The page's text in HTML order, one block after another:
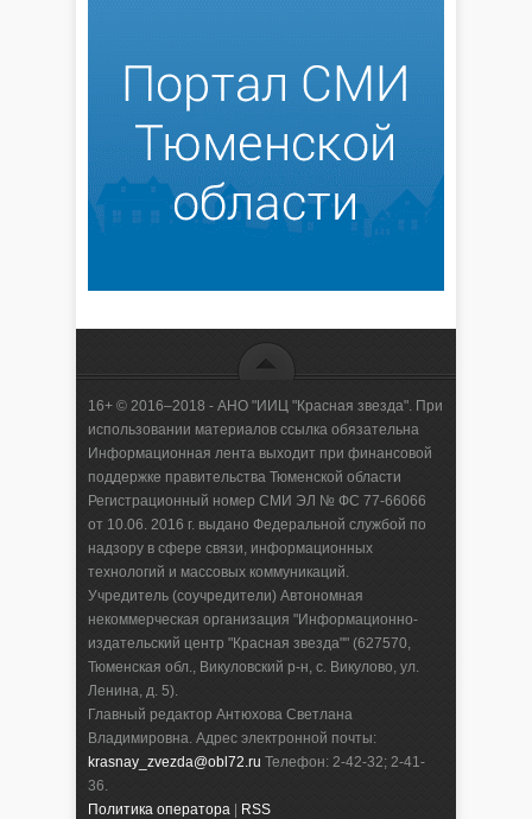
16+ © 2016–2018 - АНО "ИИЦ "Красная звезда". При
использовании материалов ссылка обязательна
Информационная лента выходит при финансовой
поддержке правительства Тюменской области
Регистрационный номер СМИ ЭЛ № ФС 77-66066
от 10.06. 2016 г. выдано Федеральной службой по
надзору в сфере связи, информационных
технологий и массовых коммуникаций.
Учредитель (соучредители) Автономная
некоммерческая организация "Информационно-
издательский центр "Красная звезда"" (627570,
Тюменская обл., Викуловский р-н, с. Викулово, ул.
Ленина, д. 5).
Главный редактор Антюхова Светлана
Владимировна. Адрес электронной почты:
krasnay_zvezda@obl72.ru Телефон: 2-42-32; 2-41-
36.
Политика оператора
RSS